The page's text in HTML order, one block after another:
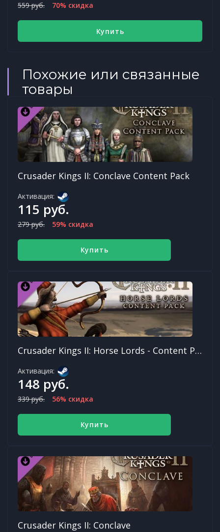
559 руб. 70% скидка
Купить
Похожие или связанные
товары
Crusader Kings II: Conclave Content Pack
Активация:
115 руб.
279 руб. 59% скидка
Купить
Crusader Kings II: Horse Lords - Content Pack
Активация:
148 руб.
339 руб. 56% скидка
Купить
Crusader Kings II: Conclave